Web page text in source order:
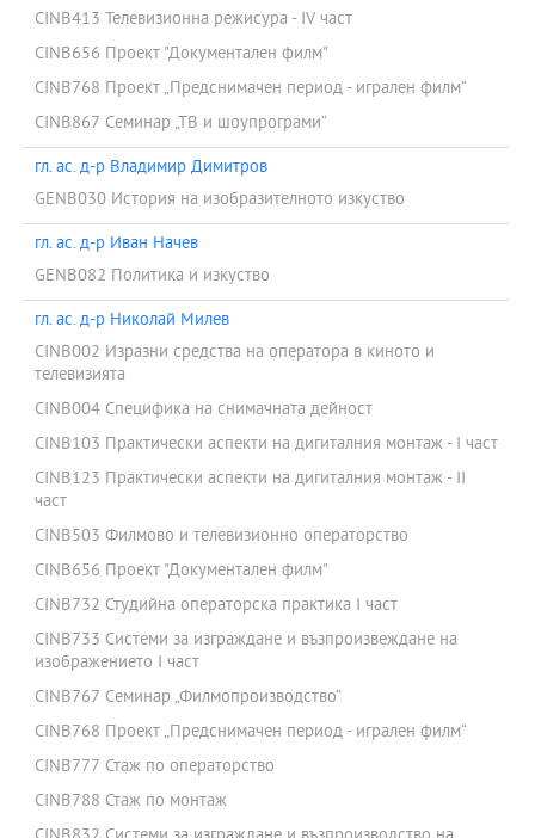
CINB413 Телевизионна режисура - IV част
CINB656 Проект "Документален филм"
CINB768 Проект „Предснимачен период - игрален филм“
CINB867 Семинар „ТВ и шоупрограми“
гл. ас. д-р Владимир Димитров
GENB030 История на изобразителното изкуство
гл. ас. д-р Иван Начев
GENB082 Политика и изкуство
гл. ас. д-р Николай Милев
CINB002 Изразни средства на оператора в киното и
телевизията
CINB004 Специфика на снимачната дейност
CINB103 Практически аспекти на дигиталния монтаж - I част
CINB123 Практически аспекти на дигиталния монтаж - II
част
CINB503 Филмово и телевизионно операторство
CINB656 Проект "Документален филм"
CINB732 Студийна операторска практика І част
CINB733 Системи за изграждане и възпроизвеждане на
изображението І част
CINB767 Семинар „Филмопроизводство“
CINB768 Проект „Предснимачен период - игрален филм“
CINB777 Стаж по операторство
CINB788 Стаж по монтаж